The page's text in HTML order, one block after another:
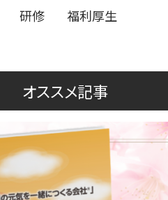
研修 福利厚生
オススメ記事